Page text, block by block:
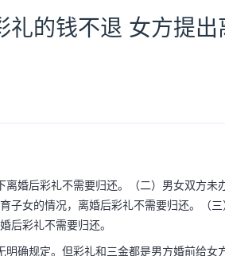
的钱不退 女方提出
婚后彩礼不需要归还。（二）男女双方未
子女的情况，离婚后彩礼不需要归还。（
后彩礼不需要归还。
确规定。但彩礼和三金都是男方婚前给女
礼的钱不退 女